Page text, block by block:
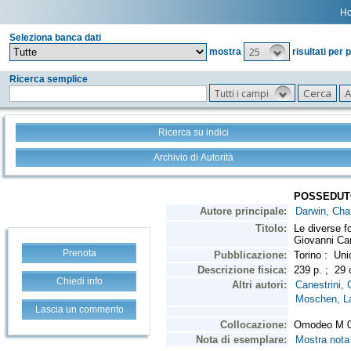
Seleziona banca dati
mostra
25 risultati per
Ricerca semplice
Tutti i campi
Ricerca su indici
Archivio di Autorità
Prenota
Chiedi info
Lascia un commento